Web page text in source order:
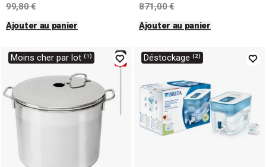
99,80 €
Ajouter au panier
871,00 €
Ajouter au panier
Moins cher par lot ⁽¹⁾ Déstockage ⁽²⁾